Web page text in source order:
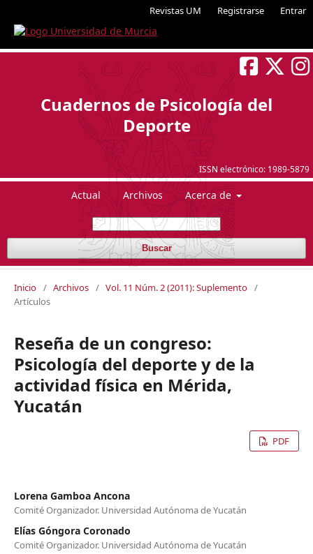
Revistas UM Registrarse Entrar
ISSN electrónico: 1989-5879
Cuadernos de Psicología del
Deporte
Actual Archivos Acerca de
Buscar
Inicio / Archivos / Vol. 11 Núm. 2 (2011): Suplemento /
Artículos
Reseña de un congreso:
Psicología del deporte y de la
actividad física en Mérida,
Yucatán
PDF
Lorena Gamboa Ancona
Comité Organizador. Universidad Autónoma de Yucatán
Elías Góngora Coronado
Comité Organizador. Universidad Autónoma de Yucatán